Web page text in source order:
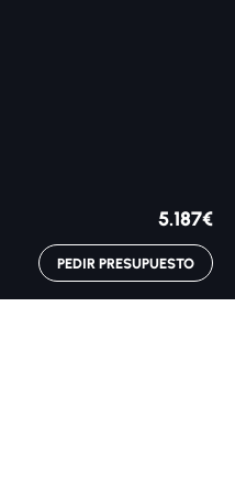
5.187€
PEDIR PRESUPUESTO